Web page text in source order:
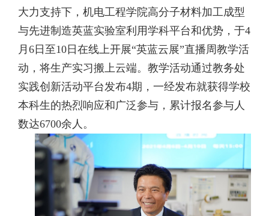
大力支持下，机电工程学院高分子材料加工成型
与先进制造英蓝实验室利用学科平台和优势，于4
月 6日至10日在线上开展“英蓝云展”直播周教学活
动，将生产实习搬上云端。教学活动通过教务处
实践创新活动平台发布4期，一经发布就获得学校
本科生的热烈响应和广泛参与，累计报名参与人
数达6700余人。